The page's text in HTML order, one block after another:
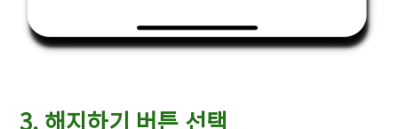
3. 해지하기 버튼 선택